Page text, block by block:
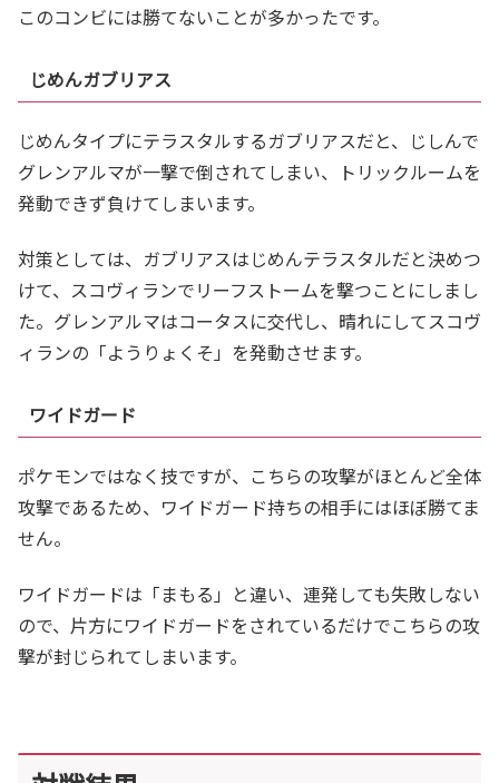
このコンビには勝てないことが多かったです。
じめんガブリアス
じめんタイプにテラスタルするガブリアスだと、じしんで
グレンアルマが一撃で倒されてしまい、トリックルームを
発動できず負けてしまいます。
対策としては、ガブリアスはじめんテラスタルだと決めつ
けて、スコヴィランでリーフストームを撃つことにしまし
た。グレンアルマはコータスに交代し、晴れにしてスコヴ
ィランの「ようりょくそ」を発動させます。
ワイドガード
ポケモンではなく技ですが、こちらの攻撃がほとんど全体
攻撃であるため、ワイドガード持ちの相手にはほぼ勝てま
せん。
ワイドガードは「まもる」と違い、連発しても失敗しない
ので、片方にワイドガードをされているだけでこちらの攻
撃が封じられてしまいます。